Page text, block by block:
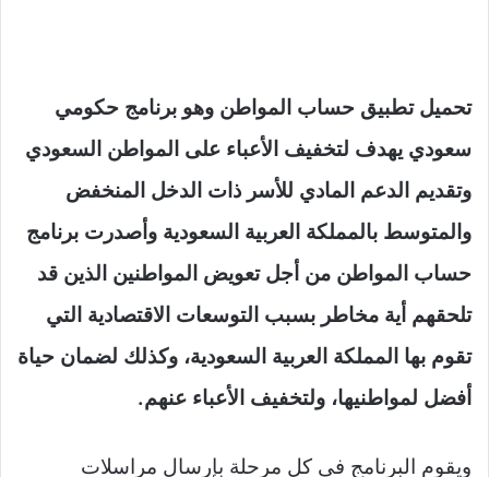
تحميل تطبيق حساب المواطن وهو برنامج حكومي
سعودي يهدف لتخفيف الأعباء على المواطن السعودي
وتقديم الدعم المادي للأسر ذات الدخل المنخفض
والمتوسط بالمملكة العربية السعودية وأصدرت برنامج
حساب المواطن من أجل تعويض المواطنين الذين قد
تلحقهم أية مخاطر بسبب التوسعات الاقتصادية التي
تقوم بها المملكة العربية السعودية، وكذلك لضمان حياة
أفضل لمواطنيها، ولتخفيف الأعباء عنهم.
ويقوم البرنامج في كل مرحلة بإرسال مراسلات